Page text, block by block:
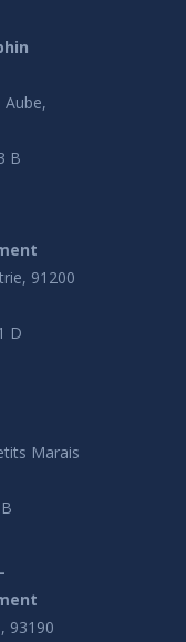
Aube,
B
91200
D
Marais
93190